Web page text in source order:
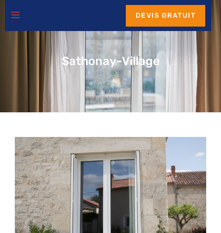
DEVIS GRATUIT
Sathonay-Village